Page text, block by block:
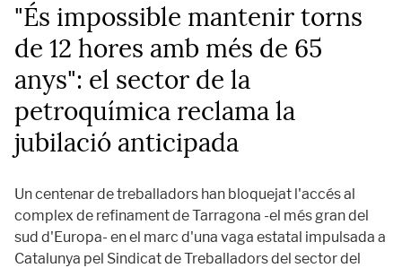
"És impossible mantenir torns
de 12 hores amb més de 65
anys": el sector de la
petroquímica reclama la
jubilació anticipada
Un centenar de treballadors han bloquejat l'accés al
complex de refinament de Tarragona -el més gran del
sud d'Europa- en el marc d'una vaga estatal impulsada a
Catalunya pel Sindicat de Treballadors del sector del